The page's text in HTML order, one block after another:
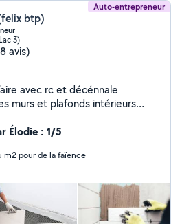
Auto-entrepreneur
btp)
3)
avis)
avec rc et décénnale
murs et plafonds intérieurs
et lissage des surfaces
ancienne *Peinture sur
plinthes, etc.) *Chape
ratissage, crépi façade,
façade *pose tous types
Élodie : 1/5
m2 pour de la faïence